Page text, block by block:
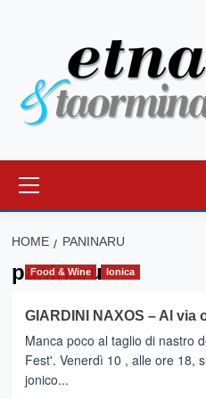
principale
HOME PANINARU
paninaru
Food & Wine Ionica
GIARDINI NAXOS – Al
Manca poco al taglio di nastro
Fest'. Venerdì 10 , alle ore 18,
jonico...